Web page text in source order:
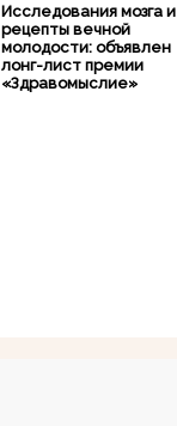
Исследования мозга и
рецепты вечной
молодости: объявлен
лонг-лист премии
«Здравомыслие»